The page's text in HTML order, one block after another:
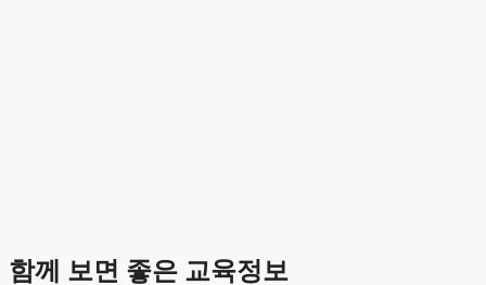
함께 보면 좋은 교육정보